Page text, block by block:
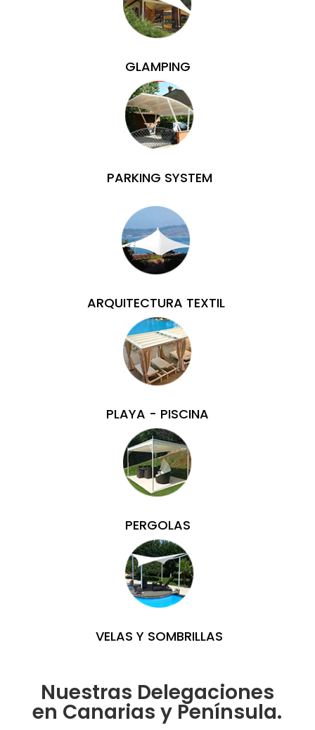
GLAMPING
PARKING SYSTEM
ARQUITECTURA TEXTIL
PLAYA - PISCINA
PERGOLAS
VELAS Y SOMBRILLAS
Nuestras Delegaciones
en Canarias y Península.